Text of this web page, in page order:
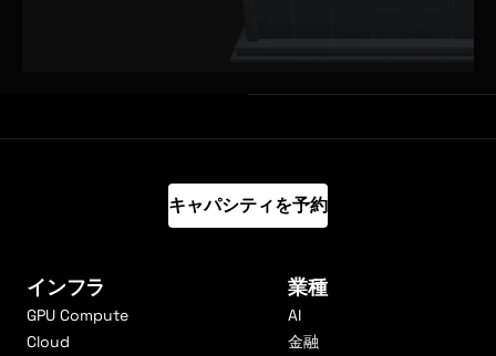
キャパシティを予約
インフラ
GPU Compute
Cloud
業種
AI
金融